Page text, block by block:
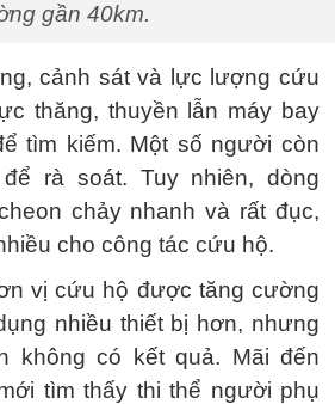
gần 40km.
cảnh sát và lực lượng cứu
thăng, thuyền lẫn máy bay
tìm kiếm. Một số người còn
rà soát. Tuy nhiên, dòng
chảy nhanh và rất đục,
cho công tác cứu hộ.
vị cứu hộ được tăng cường
nhiều thiết bị hơn, nhưng
không có kết quả. Mãi đến
tìm thấy thi thể người phụ